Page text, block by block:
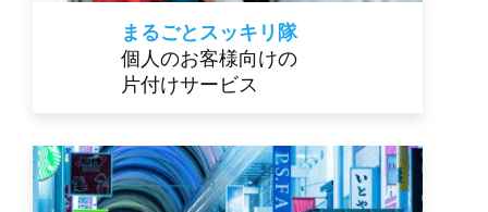
まるごとスッキリ隊
個人のお客様向けの
片付けサービス